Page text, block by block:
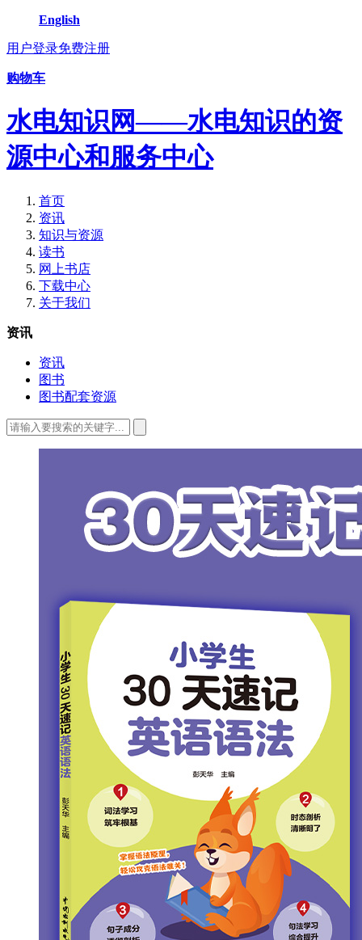
English
用户登录免费注册
购物车
水电知识网——水电知识的资
源中心和服务中心
首页
资讯
知识与资源
读书
网上书店
下载中心
关于我们
资讯
资讯
图书
图书配套资源